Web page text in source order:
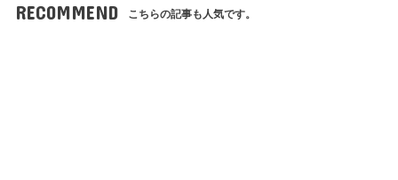
RECOMMEND こちらの記事も人気です。